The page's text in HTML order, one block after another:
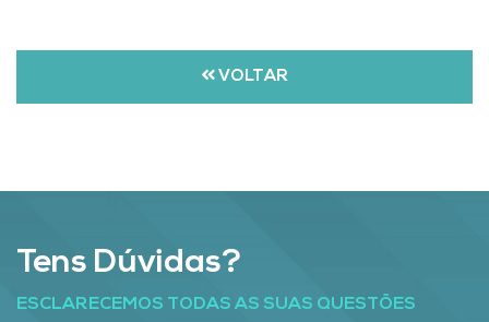
VOLTAR
Tens Dúvidas?
ESCLARECEMOS TODAS AS SUAS QUESTÕES